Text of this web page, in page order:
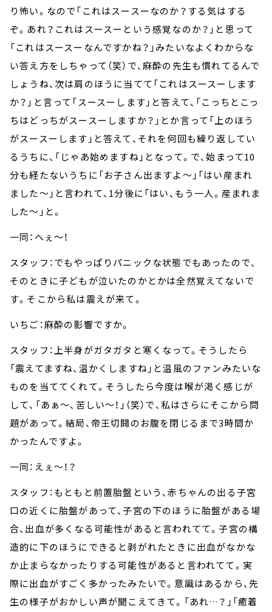
り怖い。なので「これはスースーなのか？する気はする
ぞ。あれ？これはスースーという感覚なのか？」と思って
「これはスースーなんですかね？」みたいなよくわからな
い答え方をしちゃって（笑）で、麻酔の先生も慣れてるんで
しょうね、次は肩のほうに当てて「これはスースーします
か？」と言って「スースーします」と答えて、「こっちとこっ
ちはどっちがスースーしますか？」とか言って「上のほう
がスースーします」と答えて、それを何回も繰り返してい
るうちに、「じゃあ始めますね」となって。で、始まって10
分も経たないうちに「お子さん出ますよ～」「はい産まれ
ました～」と言われて、1分後に「はい、もう一人。産まれま
した～」と。
一同：へぇ～！
スタッフ：でもやっぱりパニックな状態でもあったので、
そのときに子どもが泣いたのかとかは全然覚えてないで
す。そこから私は震えが来て。
いちご：麻酔の影響ですか。
スタッフ：上半身がガタガタと寒くなって。そうしたら
「震えてますね、温かくしますね」と温風のファンみたいな
ものを当ててくれて。そうしたら今度は喉が渇く感じが
して、「あぁ～、苦しい～！」（笑）で、私はさらにそこから問
題があって。結局、帝王切開のお腹を閉じるまで3時間か
かったんですよ。
一同：えぇ～！？
スタッフ：もともと前置胎盤という、赤ちゃんの出る子宮
口の近くに胎盤があって、子宮の下のほうに胎盤がある場
合、出血が多くなる可能性があると言われてて。子宮の構
造的に下のほうにできると剥がれたときに出血がなかな
か止まらなかったりする可能性があると言われてて。実
際に出血がすごく多かったみたいで。意識はあるから、先
生の様子がおかしい声が聞こえてきて。「あれ…？」「癒着